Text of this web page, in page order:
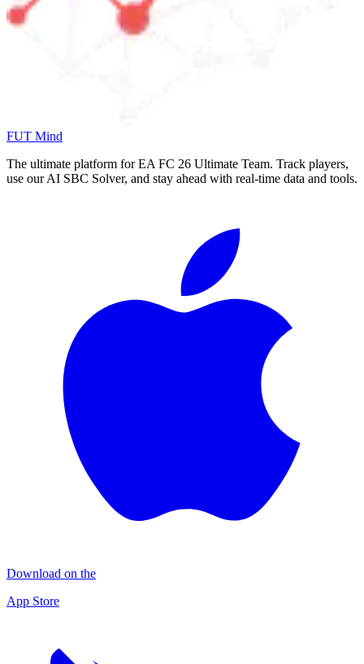
FUT Mind
The ultimate platform for EA FC 26 Ultimate Team. Track players,
use our AI SBC Solver, and stay ahead with real-time data and tools.
Download on the
App Store